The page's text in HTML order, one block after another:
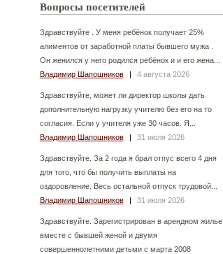
Вопросы посетителей
Здравствуйте . У меня ребёнок получает 25%
алиментов от заработной платы бывшего мужа .
Он женился у него родился ребёнок и и его жена...
Владимир Шапошников
| 4 августа 2026
Здравствуйте, может ли директор школы дать
дополнительную нагрузку учителю без его на то
согласия. Если у учителя уже 30 часов. Я...
Владимир Шапошников
| 31 июля 2026
Здравствуйте. За 2 года я брал отпус всего 4 дня
для того, что бы получить выплаты на
оздоровление. Весь остальной отпуск трудовой...
Владимир Шапошников
| 31 июля 2026
Здравствуйте. Зарегистрирован в арендном жилье
вместе с бывшей женой и двумя
совершеннолетними детьми с марта 2008